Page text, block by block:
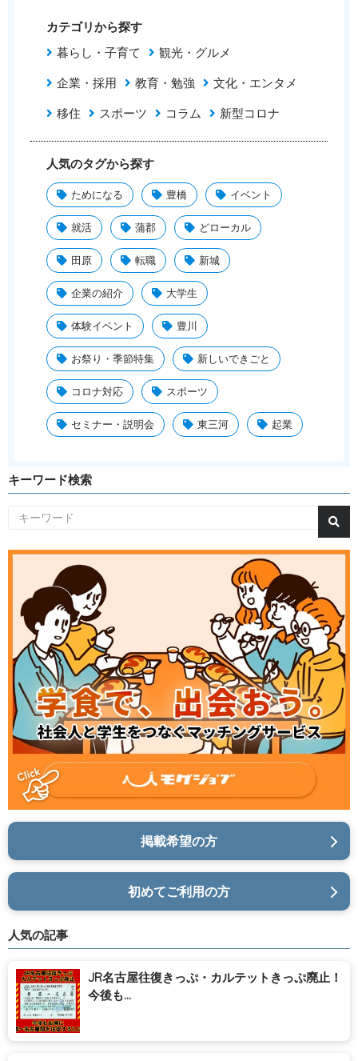
カテゴリから探す
暮らし・子育て
観光・グルメ
企業・採用
教育・勉強
文化・エンタメ
移住
スポーツ コラム 新型コロナ
人気のタグから探す
ためになる 豊橋 イベント
就活 蒲郡 どローカル
田原 転職 新城
企業の紹介 大学生
体験イベント 豊川
お祭り・季節特集 新しいできごと
コロナ対応 スポーツ
セミナー・説明会 東三河 起業
キーワード検索
掲載希望の方
初めてご利用の方
人気の記事
JR名古屋往復きっぷ・カルテットきっぷ廃止！
今後も...